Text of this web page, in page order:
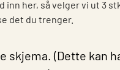
inn her, så velger vi ut 3
det du trenger.
skjema. (Dette kan